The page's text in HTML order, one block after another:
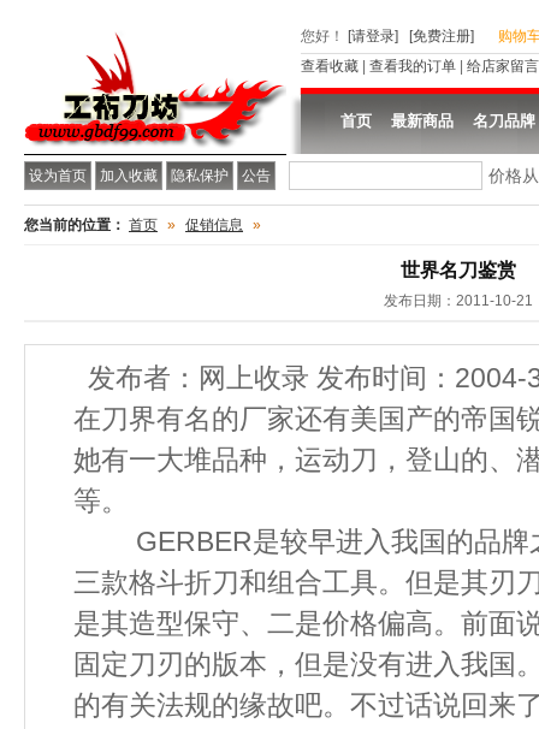
设为首页 加入收藏 隐私保护 公告
您好 ！ [请登录] [免费注册]
购物
查看收藏
查看我的订单 给店家留言
首页 最新商品 名刀品牌
价格
您当前的位置： 首页 » 促销信息 »
世界名刀鉴赏
发布日期：2011-10-21
发布者：网上收录 发布时间：2004-
在刀界有名的厂家还有美国产的帝国
她有一大堆品种，运动刀，登山的、
等。
GERBER是较早进入我国的品牌
三款格斗折刀和组合工具。但是其刃
是其造型保守、二是价格偏高。前面
固定刀刃的版本，但是没有进入我国
的有关法规的缘故吧。不过话说回来